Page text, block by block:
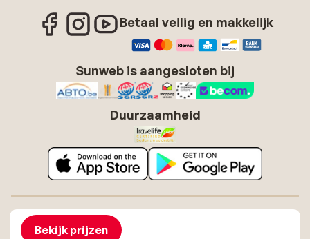
Bekijk prijzen
Betaal veilig en makkelijk
Sunweb is aangesloten bij
Duurzaamheid
Over Sunweb
Algemene voorwaarden zonvakanties